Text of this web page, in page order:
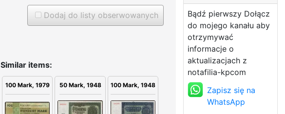
Dodaj do listy obserwowanych
Similar items:
100 Mark, 1979 50 Mark, 1948 100 Mark, 1948
Bądź pierwszy Dołącz
do mojego kanału aby
otrzymywać
informacje o
aktualizacjach z
notafilia-kpcom
Zapisz się na
WhatsApp